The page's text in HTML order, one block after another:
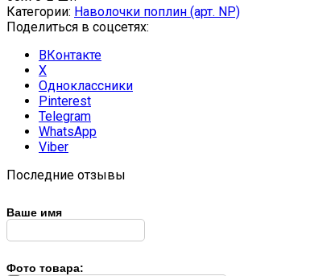
Категории: Наволочки поплин (арт. NP)
Поделиться в соцсетях:
ВКонтакте
X
Одноклассники
Pinterest
Telegram
WhatsApp
Viber
Последние отзывы
Ваше имя
Фото товара: